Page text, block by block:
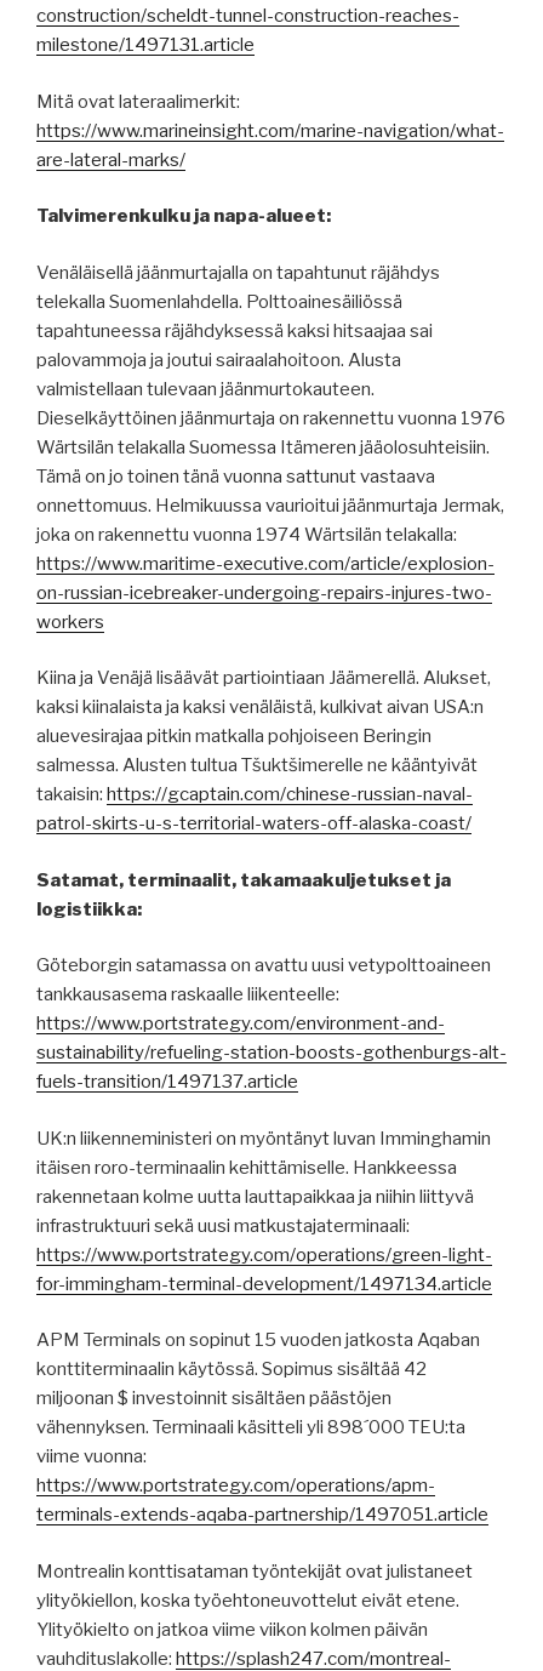
construction/scheldt-tunnel-construction-reaches-
milestone/1497131.article
Mitä ovat lateraalimerkit:
https://www.marineinsight.com/marine-navigation/what-
are-lateral-marks/
Talvimerenkulku ja napa-alueet:
Venäläisellä jäänmurtajalla on tapahtunut räjähdys
telekalla Suomenlahdella. Polttoainesäiliössä
tapahtuneessa räjähdyksessä kaksi hitsaajaa sai
palovammoja ja joutui sairaalahoitoon. Alusta
valmistellaan tulevaan jäänmurtokauteen.
Dieselkäyttöinen jäänmurtaja on rakennettu vuonna 1976
Wärtsilän telakalla Suomessa Itämeren jääolosuhteisiin.
Tämä on jo toinen tänä vuonna sattunut vastaava
onnettomuus. Helmikuussa vaurioitui jäänmurtaja Jermak,
joka on rakennettu vuonna 1974 Wärtsilän telakalla:
https://www.maritime-executive.com/article/explosion-
on-russian-icebreaker-undergoing-repairs-injures-two-
workers
Kiina ja Venäjä lisäävät partiointiaan Jäämerellä. Alukset,
kaksi kiinalaista ja kaksi venäläistä, kulkivat aivan USA:n
aluevesirajaa pitkin matkalla pohjoiseen Beringin
salmessa. Alusten tultua Tšuktšimerelle ne kääntyivät
takaisin: https://gcaptain.com/chinese-russian-naval-
patrol-skirts-u-s-territorial-waters-off-alaska-coast/
Satamat, terminaalit, takamaakuljetukset ja
logistiikka:
Göteborgin satamassa on avattu uusi vetypolttoaineen
tankkausasema raskaalle liikenteelle:
https://www.portstrategy.com/environment-and-
sustainability/refueling-station-boosts-gothenburgs-alt-
fuels-transition/1497137.article
UK:n liikenneministeri on myöntänyt luvan Imminghamin
itäisen roro-terminaalin kehittämiselle. Hankkeessa
rakennetaan kolme uutta lauttapaikkaa ja niihin liittyvä
infrastruktuuri sekä uusi matkustajaterminaali:
https://www.portstrategy.com/operations/green-light-
for-immingham-terminal-development/1497134.article
APM Terminals on sopinut 15 vuoden jatkosta Aqaban
konttiterminaalin käytössä. Sopimus sisältää 42
miljoonan $ investoinnit sisältäen päästöjen
vähennyksen. Terminaali käsitteli yli 898´000 TEU:ta
viime vuonna:
https://www.portstrategy.com/operations/apm-
terminals-extends-aqaba-partnership/1497051.article
Montrealin konttisataman työntekijät ovat julistaneet
ylityökiellon, koska työehtoneuvottelut eivät etene.
Ylityökielto on jatkoa viime viikon kolmen päivän
vauhdituslakolle: https://splash247.com/montreal-